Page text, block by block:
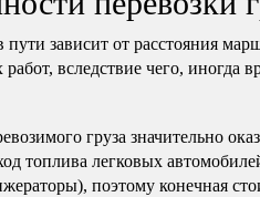
пути зависит от расстояния
работ, вследствие чего, иногда
груза значительно
топлива легковых
поэтому конечная